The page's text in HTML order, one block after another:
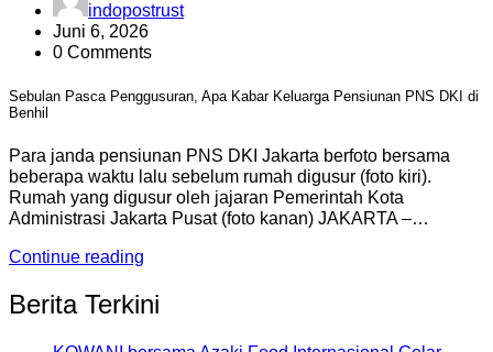
indopostrust
Juni 6, 2026
0 Comments
Sebulan Pasca Penggusuran, Apa Kabar Keluarga Pensiunan PNS DKI di
Benhil
Para janda pensiunan PNS DKI Jakarta berfoto bersama
beberapa waktu lalu sebelum rumah digusur (foto kiri).
Rumah yang digusur oleh jajaran Pemerintah Kota
Administrasi Jakarta Pusat (foto kanan) JAKARTA –…
Continue reading
Berita Terkini